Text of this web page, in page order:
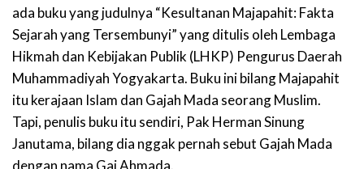
ada buku yang judulnya “Kesultanan Majapahit: Fakta
Sejarah yang Tersembunyi” yang ditulis oleh Lembaga
Hikmah dan Kebijakan Publik (LHKP) Pengurus Daerah
Muhammadiyah Yogyakarta. Buku ini bilang Majapahit
itu kerajaan Islam dan Gajah Mada seorang Muslim.
Tapi, penulis buku itu sendiri, Pak Herman Sinung
Janutama, bilang dia nggak pernah sebut Gajah Mada
dengan nama Gaj Ahmada.